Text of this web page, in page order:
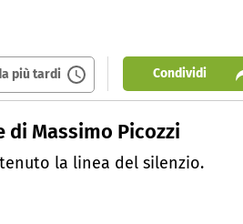
più tardi Condividi
Massimo Picozzi
la linea del silenzio.